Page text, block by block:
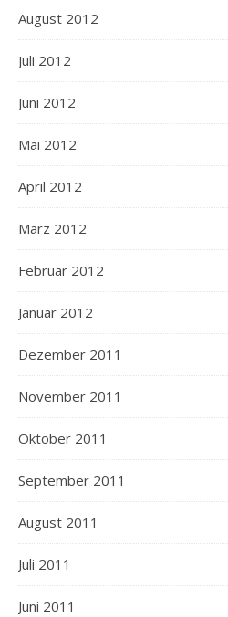
August 2012
Juli 2012
Juni 2012
Mai 2012
April 2012
März 2012
Februar 2012
Januar 2012
Dezember 2011
November 2011
Oktober 2011
September 2011
August 2011
Juli 2011
Juni 2011